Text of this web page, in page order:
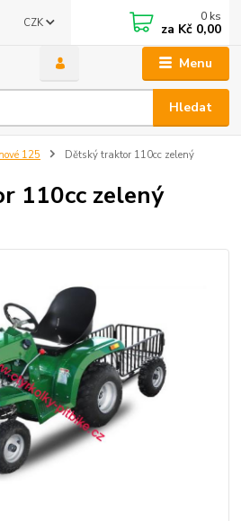
Menu
CZK
Hledat
0 ks
za Kč 0,00
125 Dětský traktor 110cc zelený
110cc zelený